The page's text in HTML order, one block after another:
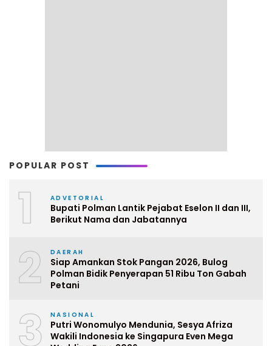
POPULAR POST
1 ADVETORIAL
Bupati Polman Lantik Pejabat Eselon II dan III,
Berikut Nama dan Jabatannya
2 DAERAH
Siap Amankan Stok Pangan 2026, Bulog
Polman Bidik Penyerapan 51 Ribu Ton Gabah
Petani
3 NASIONAL
Putri Wonomulyo Mendunia, Sesya Afriza
Wakili Indonesia ke Singapura Even Mega